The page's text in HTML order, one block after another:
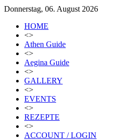
Donnerstag, 06. August 2026
HOME
<>
Athen Guide
<>
Aegina Guide
<>
GALLERY
<>
EVENTS
<>
REZEPTE
<>
ACCOUNT / LOGIN